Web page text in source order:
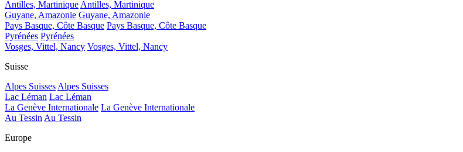
Antilles, MartiniqueAntilles, Martinique
Guyane, Amazonie Guyane, Amazonie
Pays Basque, Côte Basque Pays Basque, Côte Basque
Pyrénées Pyrénées
Vosges, Vittel, Nancy Vosges, Vittel, Nancy
Suisse
Alpes SuissesAlpes Suisses
Lac Léman Lac Léman
La Genève Internationale La Genève Internationale
Au TessinAu Tessin
Europe